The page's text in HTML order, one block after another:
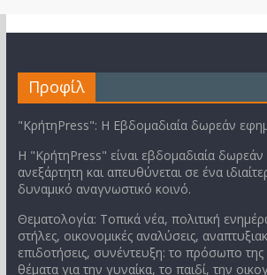
Προφίλ
"ΚρήτηPress": Η Εβδομαδιαία δωρεάν
Η "ΚρήτηPress" είναι εβδομαδιαία δωρεάν
ανεξάρτητη και απευθύνεται σε ένα
δυναμικό αναγνωστικό κοινό.
Θεματολογία: Τοπικά νέα, πολιτική
στήλες, οικονομικές αναλύσεις,
επιδοτήσεις, συνέντευξη: το πρόσωπο
θέματα για την γυναίκα, το παιδί, την